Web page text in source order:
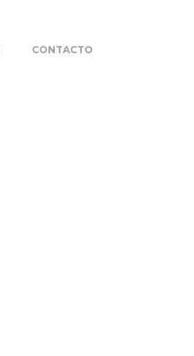
CONTACTO